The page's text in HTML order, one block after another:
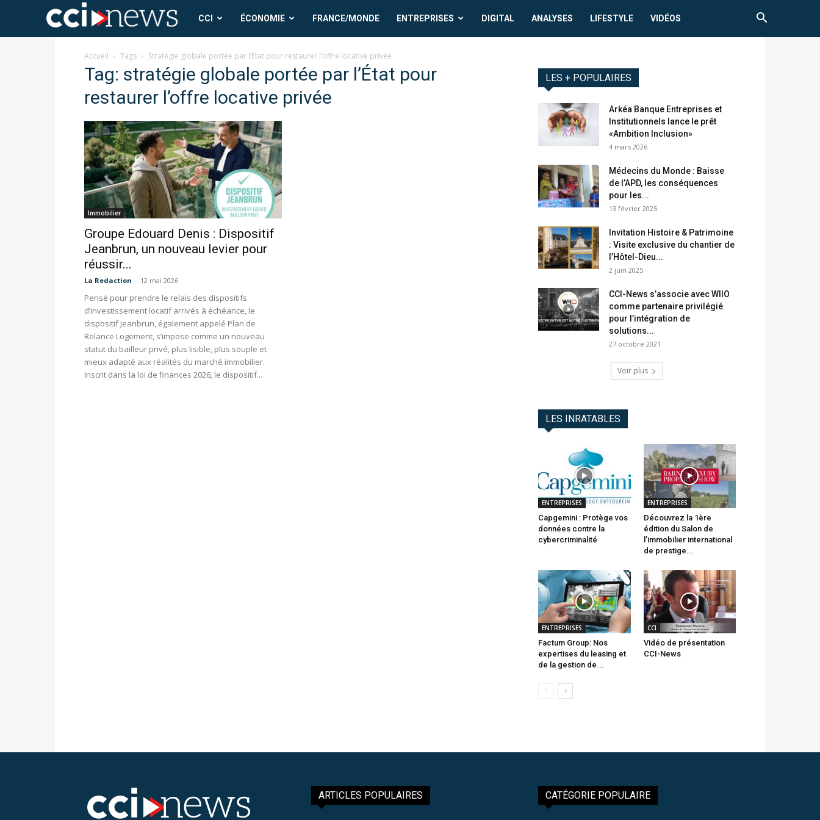
CCI
News
CCI ÉCONOMIE FRANCE/MONDE ENTREPRISES DIGITAL ANALYSES LIFESTYLE VIDÉOS
Accueil Tags Stratégie globale portée par l’État pour restaurer l’offre locative privée
Tag: stratégie globale portée par l’État pour
restaurer l’offre locative privée
Immobilier
Groupe Edouard Denis : Dispositif
Jeanbrun, un nouveau levier pour
réussir...
La Redaction - 12 mai 2026
Pensé pour prendre le relais des dispositifs
d’investissement locatif arrivés à échéance, le
dispositif Jeanbrun, également appelé Plan de
Relance Logement, s’impose comme un nouveau
statut du bailleur privé, plus lisible, plus souple et
mieux adapté aux réalités du marché immobilier.
Inscrit dans la loi de finances 2026, le dispositif...
LES + POPULAIRES
Arkéa Banque Entreprises et
Institutionnels lance le prêt
«Ambition Inclusion»
4 mars 2026
Médecins du Monde : Baisse
de l’APD, les conséquences
pour les...
13 février 2025
Invitation Histoire & Patrimoine
: Visite exclusive du chantier de
l’Hôtel-Dieu...
2 juin 2025
CCI-News s’associe avec WIIO
comme partenaire privilégié
pour l’intégration de
solutions...
27 octobre 2021
Voir plus
LES INRATABLES
ENTREPRISES
Capgemini : Protège vos
données contre la
cybercriminalité
ENTREPRISES
Découvrez la 1ère
édition du Salon de
l’immobilier international
de prestige...
ENTREPRISES
Factum Group: Nos
expertises du leasing et
de la gestion de...
CCI
Vidéo de présentation
CCI-News
ARTICLES POPULAIRES CATÉGORIE POPULAIRE